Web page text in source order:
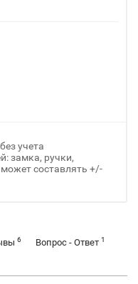
учета
замка, ручки,
составлять +/-
6 Вопрос - Ответ 1